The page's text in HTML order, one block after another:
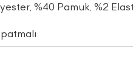
%40 Pamuk, %2